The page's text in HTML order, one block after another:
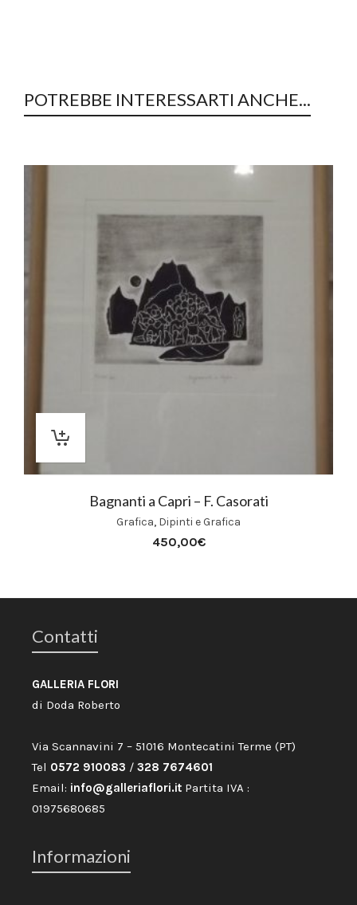
POTREBBE INTERESSARTI ANCHE...
Bagnanti a Capri – F. Casorati
Grafica, Dipinti e Grafica
450,00€
Contatti
GALLERIA FLORI
di Doda Roberto
Via Scannavini 7 – 51016 Montecatini Terme (PT)
Tel 0572 910083 / 328 7674601
Email: info@galleriaflori.it Partita IVA :
01975680685
Informazioni